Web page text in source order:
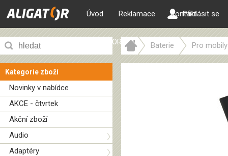
Úvod Reklamace Kontakt
ALIGATOR web
Přihlásit se
Kategorie zboží
Novinky v nabídce
AKCE - čtvrtek
Akční zboží
Audio
Adaptéry
Baterie Pro mobily